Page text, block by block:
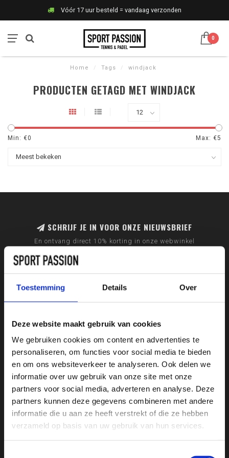
Toestemming Details Over
Deze website maakt gebruik van cookies
We gebruiken cookies om content en advertenties te
personaliseren, om functies voor social media te bieden
en om ons websiteverkeer te analyseren. Ook delen we
informatie over uw gebruik van onze site met onze
partners voor social media, adverteren en analyse. Deze
partners kunnen deze gegevens combineren met andere
informatie die u aan ze heeft verstrekt of die ze hebben
verzameld op basis van uw gebruik van hun services.
Vóór 17 uur besteld = vandaag verzonden
0
Home / Tags / windjack
PRODUCTEN GETAGD MET WINDJACK
Min: €0 Max: €5
SCHRIJF JE IN VOOR ONZE NIEUWSBRIEF
En ontvang direct 10% korting in onze webwinkel
Bussumerstraat 60
1211 BL